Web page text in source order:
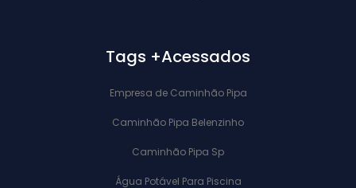
Tags +Acessados
Empresa de Caminhão Pipa
Caminhão Pipa Belenzinho
Caminhão Pipa Sp
Água Potável Para Piscina